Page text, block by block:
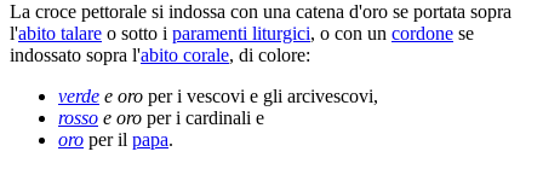
La croce pettorale si indossa con una catena d'oro se portata sopra
l'abito talare o sotto i paramenti liturgici, o con un cordone se
indossato sopra l'abito corale, di colore:
verde e oro per i vescovi e gli arcivescovi,
rosso e oro per i cardinali e
oro per il papa.